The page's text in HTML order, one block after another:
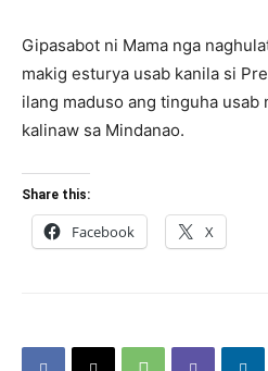
Gipasabot ni Mama nga
makig esturya usab kanila si
ilang maduso ang tinguha usab
kalinaw sa Mindanao.
Share this:
Facebook X